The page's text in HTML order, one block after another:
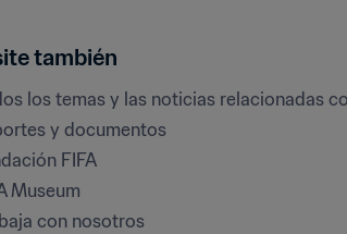
también
los temas y las noticias relacionadas
y documentos
FIFA
Museum
con nosotros